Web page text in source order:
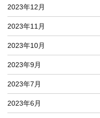
2023年12月
2023年11月
2023年10月
2023年9月
2023年7月
2023年6月